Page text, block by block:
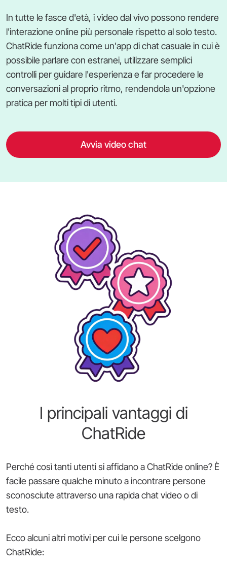
In tutte le fasce d'età, i video dal vivo possono rendere
l'interazione online più personale rispetto al solo testo.
ChatRide funziona come un'app di chat casuale in cui è
possibile parlare con estranei, utilizzare semplici
controlli per guidare l'esperienza e far procedere le
conversazioni al proprio ritmo, rendendola un'opzione
pratica per molti tipi di utenti.
Avvia video chat
I principali vantaggi di
ChatRide
Perché così tanti utenti si affidano a ChatRide online? È
facile passare qualche minuto a incontrare persone
sconosciute attraverso una rapida chat video o di
testo.
Ecco alcuni altri motivi per cui le persone scelgono
ChatRide: